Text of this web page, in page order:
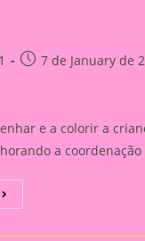
Post7 de January de
e a colorir a
a
Desenhos